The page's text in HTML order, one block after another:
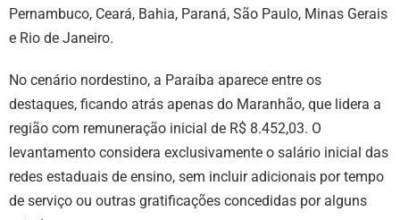
Pernambuco, Ceará, Bahia, Paraná, São Paulo, Minas Gerais
e Rio de Janeiro.
No cenário nordestino, a Paraíba aparece entre os
destaques, ficando atrás apenas do Maranhão, que lidera a
região com remuneração inicial de R$ 8.452,03. O
levantamento considera exclusivamente o salário inicial das
redes estaduais de ensino, sem incluir adicionais por tempo
de serviço ou outras gratificações concedidas por alguns